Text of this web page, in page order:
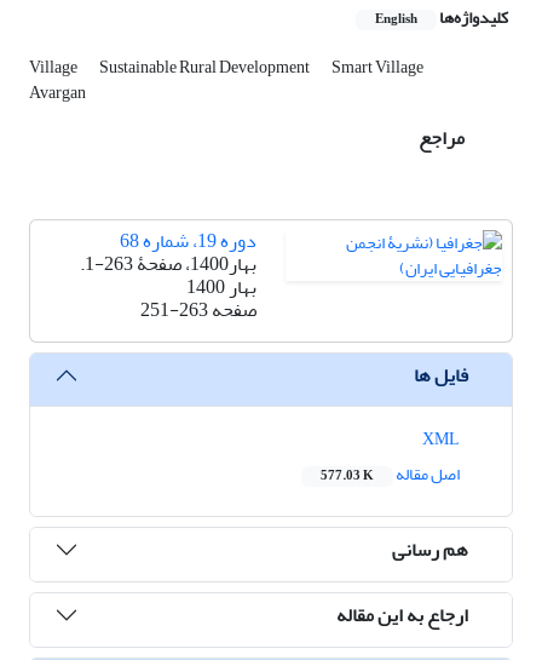
کلیدواژه‌ها English
Village Sustainable Rural Development Smart Village
Avargan
مراجع
دوره 19، شماره 68
بهار1400، صفحۀ 263-1.
بهار 1400
صفحه251-263
فایل ها
اصل مقاله
577.03 K
هم رسانی
ارجاع به این مقاله